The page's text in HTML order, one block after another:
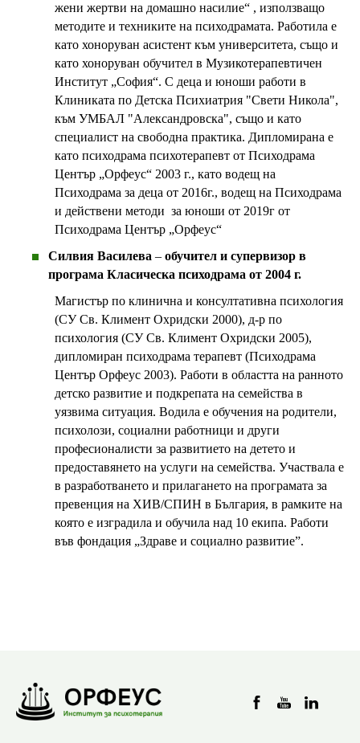
жени жертви на домашно насилие“ , използващо
методите и техниките на психодрамата. Работила е
като хоноруван асистент към университета, също и
като хоноруван обучител в Музикотерапевтичен
Институт „София“. С деца и юноши работи в
Клиниката по Детска Психиатрия "Свети Никола",
към УМБАЛ "Александровска", също и като
специалист на свободна практика. Дипломирана е
като психодрама психотерапевт от Психодрама
Център „Орфеус“ 2003 г., като водещ на
Психодрама за деца от 2016г., водещ на Психодрама
и действени методи за юноши от 2019г от
Психодрама Център „Орфеус“
Силвия Василева – обучител и супервизор в
програма Класическа психодрама от 2004 г.
Магистър по клинична и консултативна психология
(СУ Св. Климент Охридски 2000), д-р по
психология (СУ Св. Климент Охридски 2005),
дипломиран психодрама терапевт (Психодрама
Център Орфеус 2003). Работи в областта на ранното
детско развитие и подкрепата на семейства в
уязвима ситуация. Водила е обучения на родители,
психолози, социални работници и други
професионалисти за развитието на детето и
предоставянето на услуги на семейства. Участвала е
в разработването и прилагането на програмата за
превенция на ХИВ/СПИН в България, в рамките на
която е изградила и обучила над 10 екипа. Работи
във фондация „Здраве и социално развитие”.